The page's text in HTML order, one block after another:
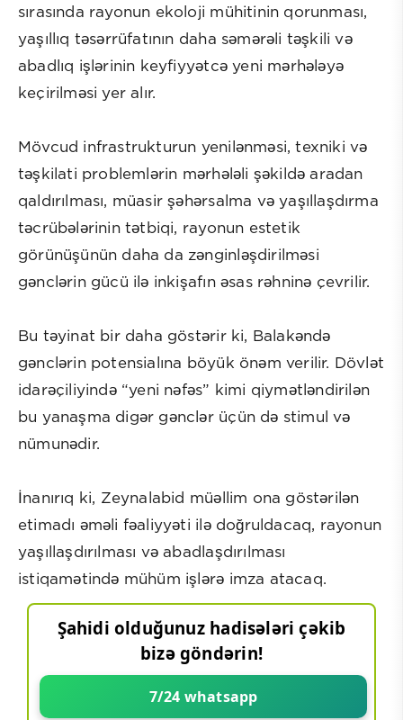
sırasında rayonun ekoloji mühitinin qorunması,
yaşıllıq təsərrüfatının daha səmərəli təşkili və
abadlıq işlərinin keyfiyyətcə yeni mərhələyə
keçirilməsi yer alır.
Mövcud infrastrukturun yenilənməsi, texniki və
təşkilati problemlərin mərhələli şəkildə aradan
qaldırılması, müasir şəhərsalma və yaşıllaşdırma
təcrübələrinin tətbiqi, rayonun estetik
görünüşünün daha da zənginləşdirilməsi
gənclərin gücü ilə inkişafın əsas rəhninə çevrilir.
Bu təyinat bir daha göstərir ki, Balakəndə
gənclərin potensialına böyük önəm verilir. Dövlət
idarəçiliyində “yeni nəfəs” kimi qiymətləndirilən
bu yanaşma digər gənclər üçün də stimul və
nümunədir.
İnanırıq ki, Zeynalabid müəllim ona göstərilən
etimadı əməli fəaliyyəti ilə doğruldacaq, rayonun
yaşıllaşdırılması və abadlaşdırılması
istiqamətində mühüm işlərə imza atacaq.
Şahidi olduğunuz hadisələri çəkib
bizə göndərin!
7/24 whatsapp